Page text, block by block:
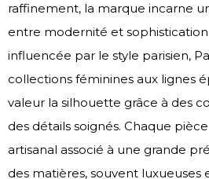
raffinement, la marque incarne
entre modernité et sophistication
influencée par le style parisien,
collections féminines aux lignes
valeur la silhouette grâce à des
des détails soignés. Chaque
artisanal associé à une grande
des matières, souvent luxueuses